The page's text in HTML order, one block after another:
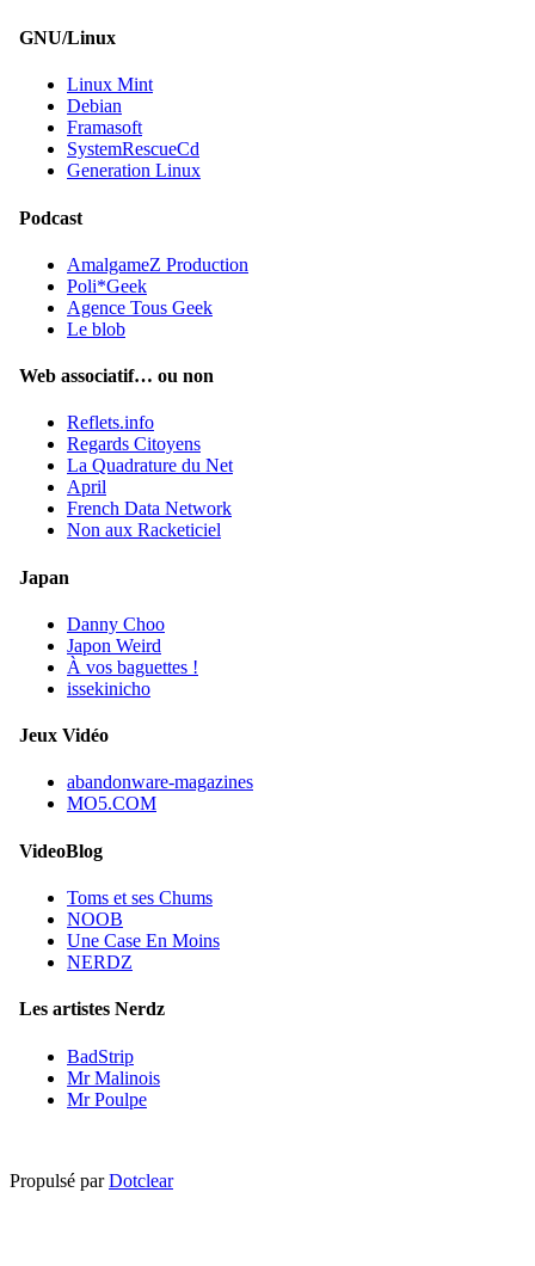
GNU/Linux
Linux Mint
Debian
Framasoft
SystemRescueCd
Generation Linux
Podcast
AmalgameZ Production
Poli*Geek
Agence Tous Geek
Le blob
Web associatif… ou non
Reflets.info
Regards Citoyens
La Quadrature du Net
April
French Data Network
Non aux Racketiciel
Japan
Danny Choo
Japon Weird
À vos baguettes !
issekinicho
Jeux Vidéo
abandonware-magazines
MO5.COM
VideoBlog
Toms et ses Chums
NOOB
Une Case En Moins
NERDZ
Les artistes Nerdz
BadStrip
Mr Malinois
Mr Poulpe
Propulsé parDotclear